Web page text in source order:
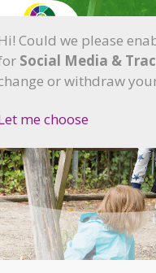
Could we please
Social Media &
or withdraw
me choose